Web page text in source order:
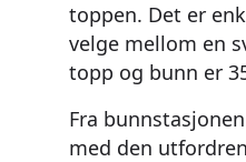
toppen. Det er
velge mellom en
topp og bunn er
Fra
med den